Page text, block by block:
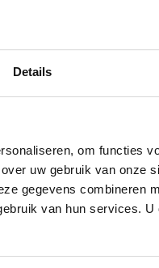
Details
om functies
uw gebruik van onze
gegevens combineren
van hun services.
geld uit aan een
rente. Het geld
als doorgeefluik en
prikt
constateert dat de
moment van
rente. De inspecteur
haar